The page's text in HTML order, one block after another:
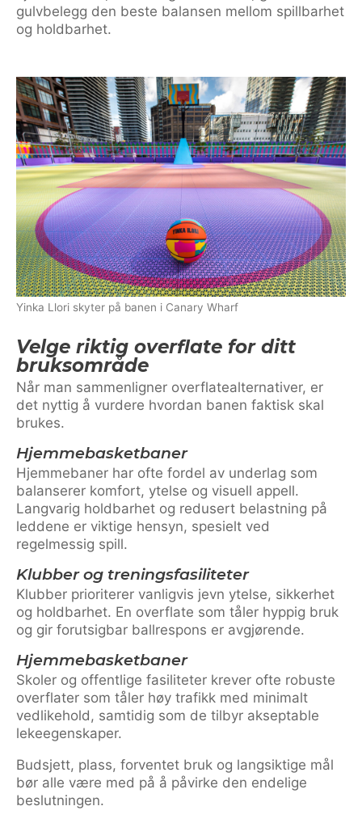
gulvbelegg den beste balansen mellom spillbarhet
og holdbarhet.
Yinka Llori skyter på banen i Canary Wharf
Velge riktig overflate for ditt
bruksområde
Når man sammenligner overflatealternativer, er
det nyttig å vurdere hvordan banen faktisk skal
brukes.
Hjemmebasketbaner
Hjemmebaner har ofte fordel av underlag som
balanserer komfort, ytelse og visuell appell.
Langvarig holdbarhet og redusert belastning på
leddene er viktige hensyn, spesielt ved
regelmessig spill.
Klubber og treningsfasiliteter
Klubber prioriterer vanligvis jevn ytelse, sikkerhet
og holdbarhet. En overflate som tåler hyppig bruk
og gir forutsigbar ballrespons er avgjørende.
Hjemmebasketbaner
Skoler og offentlige fasiliteter krever ofte robuste
overflater som tåler høy trafikk med minimalt
vedlikehold, samtidig som de tilbyr akseptable
lekeegenskaper.
Budsjett, plass, forventet bruk og langsiktige mål
bør alle være med på å påvirke den endelige
beslutningen.